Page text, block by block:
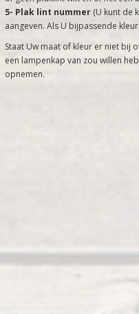
5- Plak lint nummer (U kunt de
aangeven. Als U bijpassende
Staat Uw maat of kleur er niet bij
een lampenkap van zou willen
opnemen.